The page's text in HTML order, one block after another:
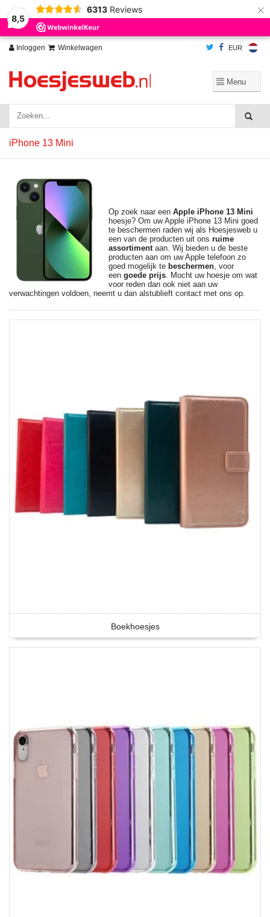
8,5
6313 Reviews ×
Inloggen Winkelwagen EUR
iPhone 13 Mini
Op zoek naar een Apple iPhone 13 Mini
hoesje? Om uw Apple iPhone 13 Mini goed
te beschermen raden wij als Hoesjesweb u
een van de producten uit ons ruime
assortimentaan. Wij bieden u de beste
producten aan om uw Apple telefoon zo
goed mogelijk te beschermen, voor
een goede prijs. Mocht uw hoesje om wat
voor reden dan ook niet aan uw
verwachtingen voldoen, neemt u dan alstublieft contact met ons op.
Boekhoesjes
Wij slaan cookies op om onze website te verbeteren. Is dat akkoord?
Ja
Nee